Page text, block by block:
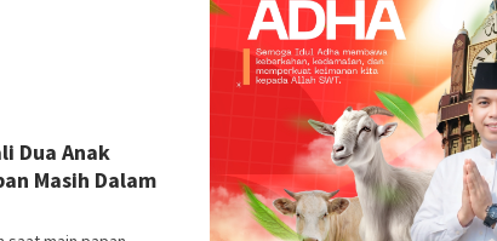
Dua Anak
Masih Dalam